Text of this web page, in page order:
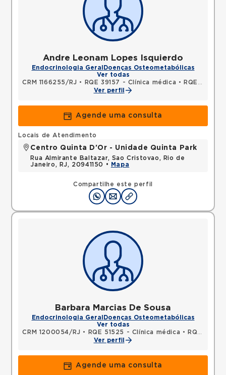
Andre Leonam Lopes Isquierdo
Endocrinologia Geral Doenças Osteometabólicas
Ver todas
CRM 1166255/RJ • RQE 39157 - Clínica médica •
RQE 39158 - Endocrinologia e metabologia
Ver perfil
Agende uma consulta
Compartilhe este perfil
Locais de Atendimento
Centro Quinta D'Or - Unidade Quinta Park
Rua Almirante Baltazar, Sao Cristovao, Rio de
Janeiro, RJ, 20941150 •
Mapa
Barbara Marcias De Sousa
Endocrinologia Geral Doenças Osteometabólicas
Ver todas
CRM 1200054/RJ • RQE 51525 - Clínica médica •
RQE 60474 - Endocrinologia e metabologia
Ver perfil
Agende uma consulta